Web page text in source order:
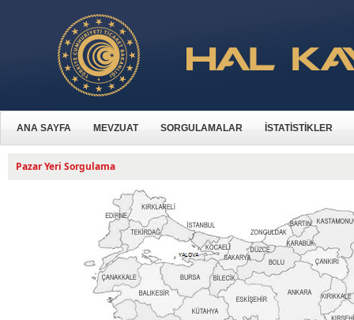
ANA SAYFA MEVZUAT SORGULAMALAR İSTATİSTİKLER
Pazar Yeri Sorgulama